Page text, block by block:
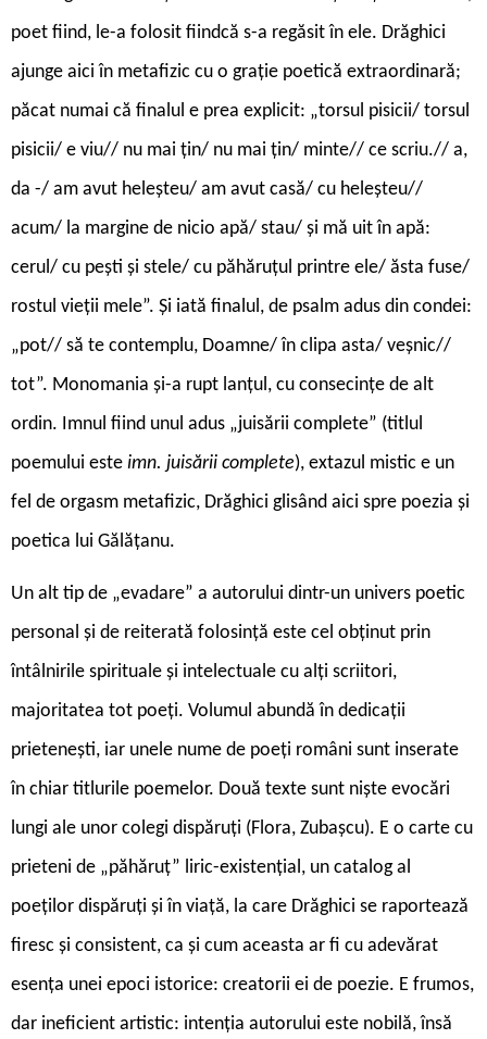
poet fiind, le-a folosit fiindcă s-a regăsit în ele. Drăghici
ajunge aici în metafizic cu o grație poetică extraordinară;
păcat numai că finalul e prea explicit: „torsul pisicii/ torsul
pisicii/ e viu// nu mai țin/ nu mai țin/ minte// ce scriu.// a,
da -/ am avut heleșteu/ am avut casă/ cu heleșteu//
acum/ la margine de nicio apă/ stau/ și mă uit în apă:
cerul/ cu pești și stele/ cu păhăruțul printre ele/ ăsta fuse/
rostul vieții mele”. Și iată finalul, de psalm adus din condei:
„pot// să te contemplu, Doamne/ în clipa asta/ veșnic//
tot”. Monomania și-a rupt lanțul, cu consecințe de alt
ordin. Imnul fiind unul adus „juisării complete” (titlul
poemului este imn. juisării complete), extazul mistic e un
fel de orgasm metafizic, Drăghici glisând aici spre poezia și
poetica lui Gălățanu.
Un alt tip de „evadare” a autorului dintr-un univers poetic
personal și de reiterată folosință este cel obținut prin
întâlnirile spirituale și intelectuale cu alți scriitori,
majoritatea tot poeți. Volumul abundă în dedicații
prietenești, iar unele nume de poeți români sunt inserate
în chiar titlurile poemelor. Două texte sunt niște evocări
lungi ale unor colegi dispăruți (Flora, Zubașcu). E o carte cu
prieteni de „păhăruț” liric-existențial, un catalog al
poeților dispăruți și în viață, la care Drăghici se raportează
firesc și consistent, ca și cum aceasta ar fi cu adevărat
esența unei epoci istorice: creatorii ei de poezie. E frumos,
dar ineficient artistic: intenția autorului este nobilă, însă